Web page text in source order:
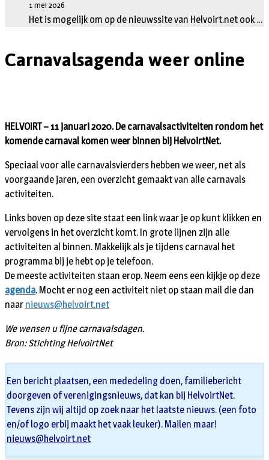
1 mei 2026
Het is mogelijk om op de nieuwssite van Helvoirt.net ook …
Carnavalsagenda weer online
HELVOIRT – 11 januari 2020. De carnavalsactiviteiten rondom het
komende carnaval komen weer binnen bij HelvoirtNet.
Speciaal voor alle carnavalsvierders hebben we weer, net als
voorgaande jaren, een overzicht gemaakt van alle carnavals
activiteiten.
Links boven op deze site staat een link waar je op kunt klikken en
vervolgens in het overzicht komt. In grote lijnen zijn alle
activiteiten al binnen. Makkelijk als je tijdens carnaval het
programma bij je hebt op je telefoon.
De meeste activiteiten staan erop. Neem eens een kijkje op deze
agenda. Mocht er nog een activiteit niet op staan mail die dan
naar nieuws@helvoirt.net
We wensen u fijne carnavalsdagen.
Bron: Stichting HelvoirtNet
Een bericht plaatsen, een mededeling doen, familiebericht
doorgeven of verenigingsnieuws, dat kan bij HelvoirtNet.
Tevens zijn wij altijd op zoek naar het laatste nieuws. (een foto
en/of logo erbij maakt het vaak leuker). Mailen maar!
nieuws@helvoirt.net